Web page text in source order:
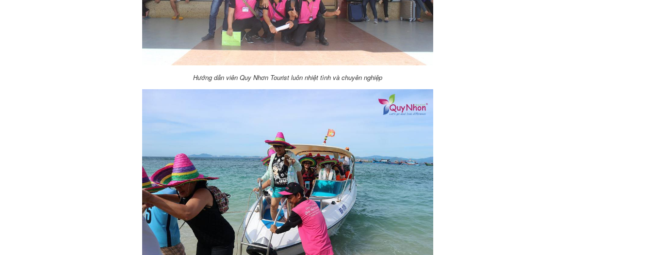
Hướng dẫn viên Quy Nhơn Tourist luôn nhiệt tình và chuyên nghiệp